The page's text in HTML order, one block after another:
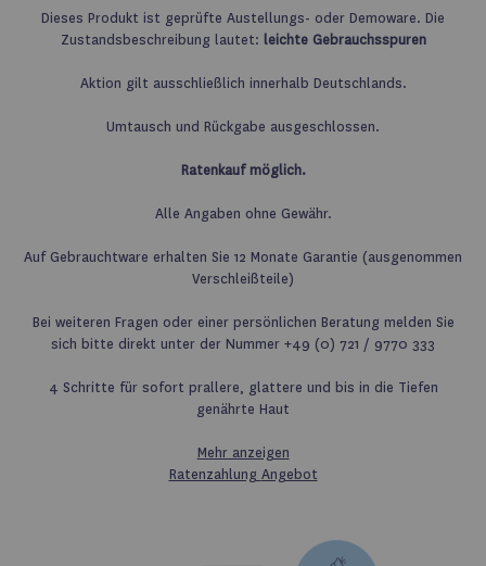
Dieses Produkt ist geprüfte Austellungs- oder Demoware. Die
Zustandsbeschreibung lautet: leichte Gebrauchsspuren
Aktion gilt ausschließlich innerhalb Deutschlands.
Umtausch und Rückgabe ausgeschlossen.
Ratenkauf möglich.
Alle Angaben ohne Gewähr.
Auf Gebrauchtware erhalten Sie 12 Monate Garantie (ausgenommen
Verschleißteile)
Bei weiteren Fragen oder einer persönlichen Beratung melden Sie
sich bitte direkt unter der Nummer +49 (0) 721 / 9770 333
4 Schritte für sofort prallere, glattere und bis in die Tiefen
genährte Haut
Mehr anzeigen
Ratenzahlung Angebot